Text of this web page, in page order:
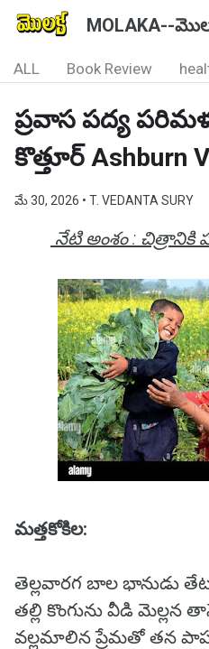
MOLAKA--
ALL Book Review
ప్రవాస పద్య
కొత్తూర్ Ashburn
మే 30, 2026 • T. VEDANTA SURY
నేటి అంశం : చిత్రానికి
మత్తకోకిల:
తెల్లవారగ బాల భానుడు తేట
తల్లి కొంగును వీడి
వల్లమాలిన ప్రేమతో తన